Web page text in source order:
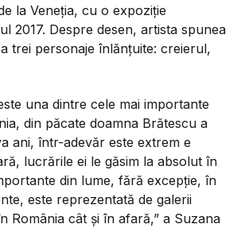
la Veneția, cu o expoziție
2017. Despre desen, artista spunea
trei personaje înlănțuite: creierul,
una dintre cele mai importante
din păcate doamna Brătescu a
ani, într-adevăr este extrem e
lucrările ei le găsim la absolut în
din lume, fără excepție, în
este reprezentată de galerii
România cât și în afară,” a Suzana